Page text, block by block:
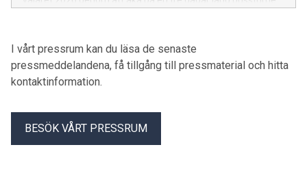
I vårt pressrum kan du läsa de senaste
pressmeddelandena, få tillgång till pressmaterial och hitta
kontaktinformation.
BESÖK VÅRT PRESSRUM